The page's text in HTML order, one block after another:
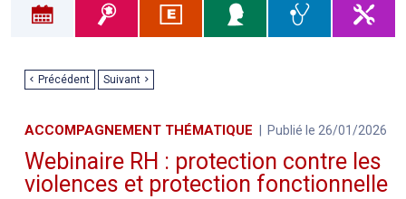
Précédent Suivant
ACCOMPAGNEMENT THÉMATIQUE Publié le 26/01/2026
Webinaire RH : protection contre les
violences et protection fonctionnelle